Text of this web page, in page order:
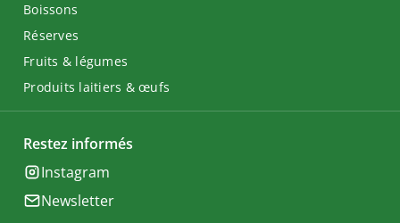
Boissons
Réserves
Fruits & légumes
Produits laitiers & œufs
Restez informés
Instagram
Newsletter